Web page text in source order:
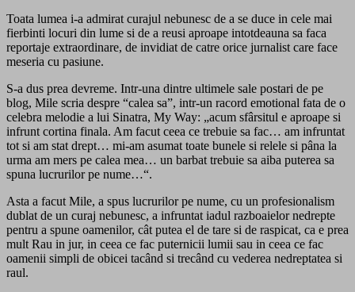
Toata lumea i-a admirat curajul nebunesc de a se duce in cele mai
fierbinti locuri din lume si de a reusi aproape intotdeauna sa faca
reportaje extraordinare, de invidiat de catre orice jurnalist care face
meseria cu pasiune.
S-a dus prea devreme. Intr-una dintre ultimele sale postari de pe
blog, Mile scria despre “calea sa”, intr-un racord emotional fata de o
celebra melodie a lui Sinatra, My Way: „acum sfârsitul e aproape si
infrunt cortina finala. Am facut ceea ce trebuie sa fac… am infruntat
tot si am stat drept… mi-am asumat toate bunele si relele si pâna la
urma am mers pe calea mea… un barbat trebuie sa aiba puterea sa
spuna lucrurilor pe nume…“.
Asta a facut Mile, a spus lucrurilor pe nume, cu un profesionalism
dublat de un curaj nebunesc, a infruntat iadul razboaielor nedrepte
pentru a spune oamenilor, cât putea el de tare si de raspicat, ca e prea
mult Rau in jur, in ceea ce fac puternicii lumii sau in ceea ce fac
oamenii simpli de obicei tacând si trecând cu vederea nedreptatea si
raul.